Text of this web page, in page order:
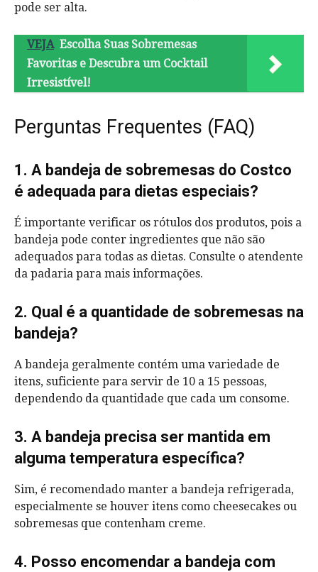
pode ser alta.
VEJA Escolha Suas Sobremesas
Favoritas e Descubra um Cocktail
Irresistível!
Perguntas Frequentes (FAQ)
1. A bandeja de sobremesas do Costco
é adequada para dietas especiais?
É importante verificar os rótulos dos produtos, pois a
bandeja pode conter ingredientes que não são
adequados para todas as dietas. Consulte o atendente
da padaria para mais informações.
2. Qual é a quantidade de sobremesas na
bandeja?
A bandeja geralmente contém uma variedade de
itens, suficiente para servir de 10 a 15 pessoas,
dependendo da quantidade que cada um consome.
3. A bandeja precisa ser mantida em
alguma temperatura específica?
Sim, é recomendado manter a bandeja refrigerada,
especialmente se houver itens como cheesecakes ou
sobremesas que contenham creme.
4. Posso encomendar a bandeja com